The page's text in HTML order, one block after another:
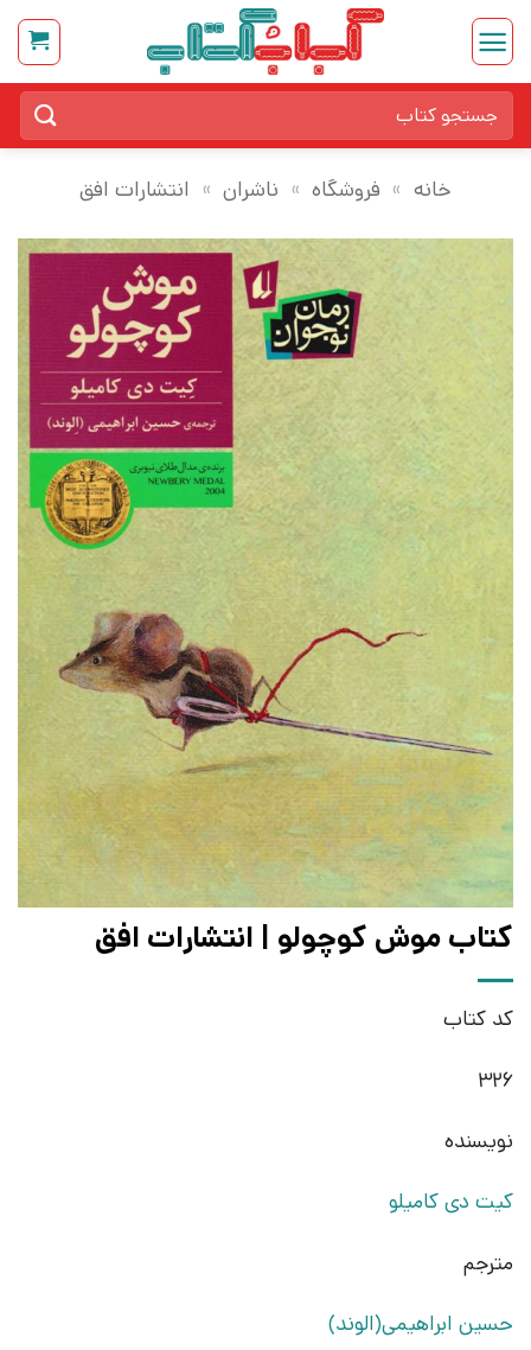
Skip
content
برای:
خانه » فروشگاه » ناشران » انتشارات افق
کتاب موش کوچولو | انتشارات افق
کد کتاب
326
نویسنده
کیت دی کامیلو
مترجم
حسین ابراهیمی(الوند)